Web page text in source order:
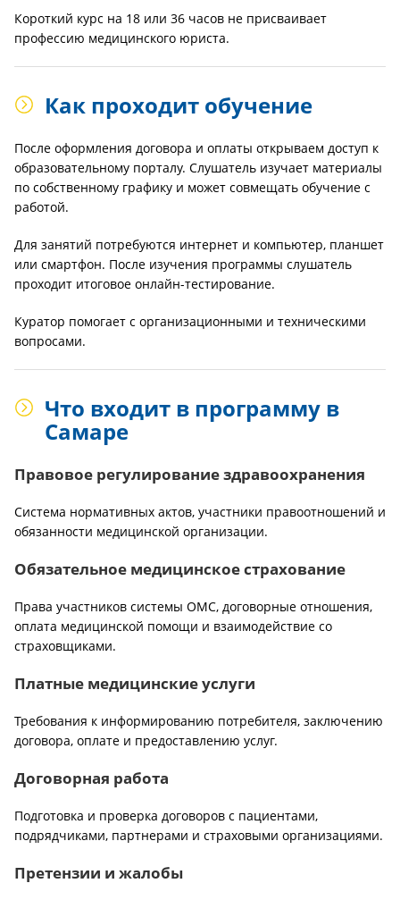
Короткий курс на 18 или 36 часов не присваивает
профессию медицинского юриста.
Как проходит обучение
После оформления договора и оплаты открываем доступ к
образовательному порталу. Слушатель изучает материалы
по собственному графику и может совмещать обучение с
работой.
Для занятий потребуются интернет и компьютер, планшет
или смартфон. После изучения программы слушатель
проходит итоговое онлайн-тестирование.
Куратор помогает с организационными и техническими
вопросами.
Что входит в программу в
Самаре
Правовое регулирование здравоохранения
Система нормативных актов, участники правоотношений и
обязанности медицинской организации.
Обязательное медицинское страхование
Права участников системы ОМС, договорные отношения,
оплата медицинской помощи и взаимодействие со
страховщиками.
Платные медицинские услуги
Требования к информированию потребителя, заключению
договора, оплате и предоставлению услуг.
Договорная работа
Подготовка и проверка договоров с пациентами,
подрядчиками, партнерами и страховыми организациями.
Претензии и жалобы